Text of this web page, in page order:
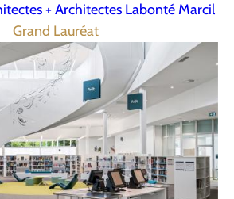
+ Architectes Labonté Marcil
Grand Lauréat